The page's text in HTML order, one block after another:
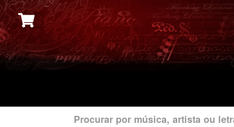
Procurar por música, artista ou